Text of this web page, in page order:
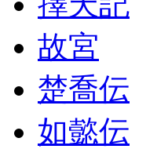
故宮
楚喬伝
如懿伝